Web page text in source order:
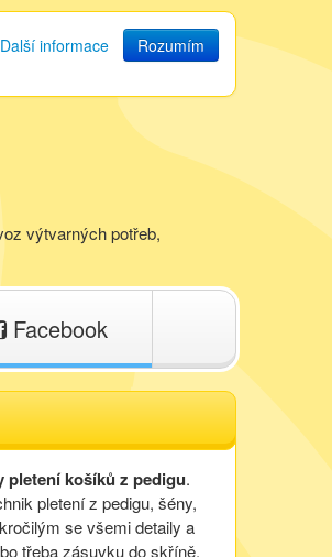
Další informace Rozumím
výtvarných potřeb,
Facebook
pletení košíků z pedigu.
pletení z pedigu, šény,
se všemi detaily a
třeba zásuvku do skříně.